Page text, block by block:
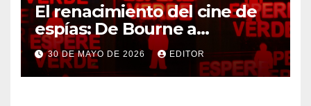
El renacimiento del cine de
espías: De Bourne a
Treadstone
30 DE MAYO DE 2026 EDITOR